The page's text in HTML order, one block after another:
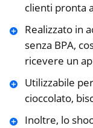
clienti pronta
Realizzato in
senza BPA,
ricevere un
Utilizzabile
cioccolato,
Inoltre, lo